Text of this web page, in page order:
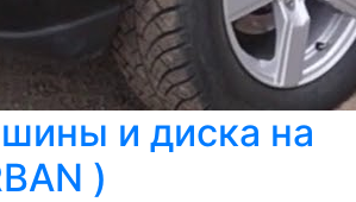
и диска на
)